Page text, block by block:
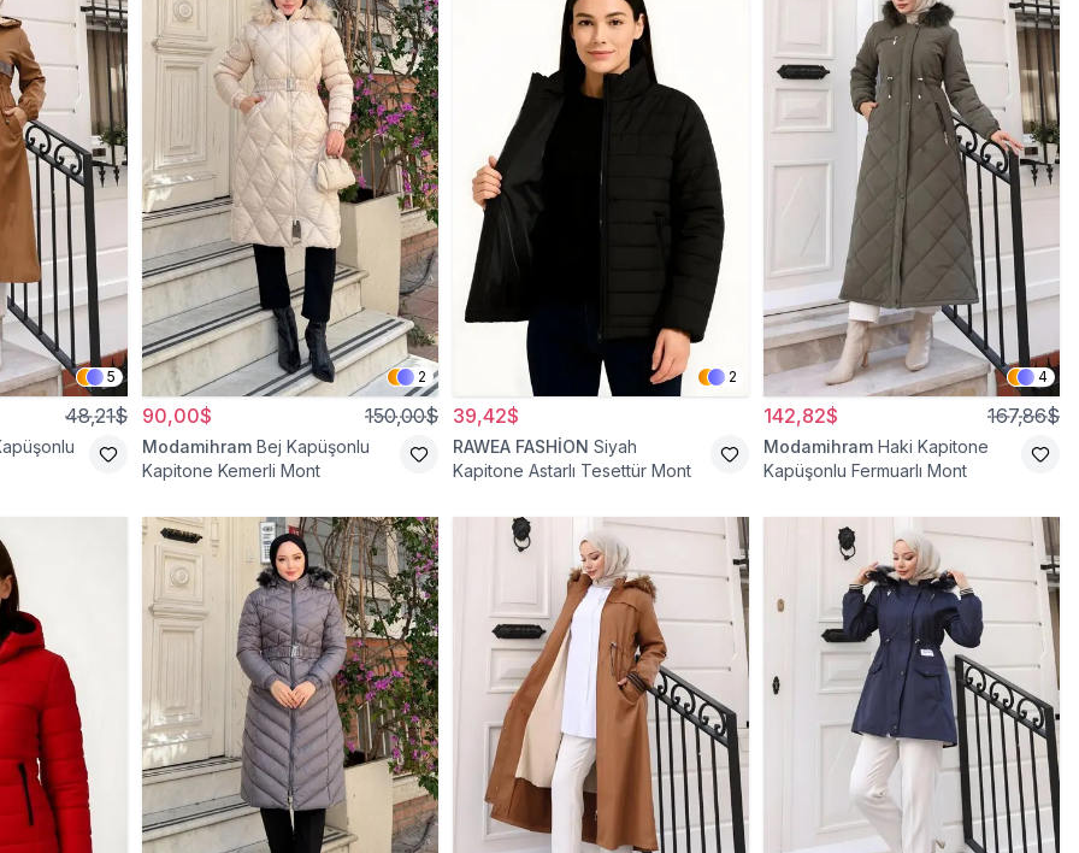
5
48,21$
2
90,00$ 150,00$
Modamihram Bej Kapüşonlu
Kapitone Kemerli Mont
2
39,42$
RAWEA FASHİON Siyah
Kapitone Astarlı Tesettür Mont
4
142,82$ 167,86$
Modamihram Haki Kapitone
Kapüşonlu Fermuarlı Mont